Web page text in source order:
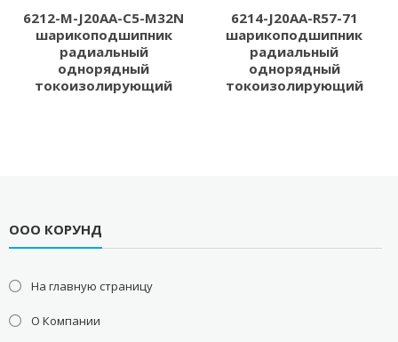
6212-M-J20AA-C5-M32N
шарикоподшипник
радиальный
однорядный
токоизолирующий
6214-J20AA-R57-71
шарикоподшипник
радиальный
однорядный
токоизолирующий
ООО КОРУНД
На главную страницу
О Компании